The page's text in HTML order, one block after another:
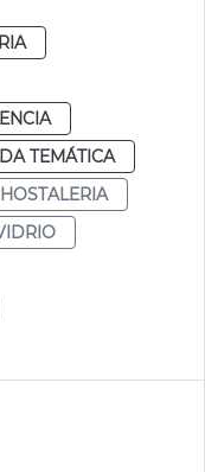
TEMÁTICA
HOSTALERIA